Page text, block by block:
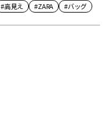
#高見え #ZARA #バッグ